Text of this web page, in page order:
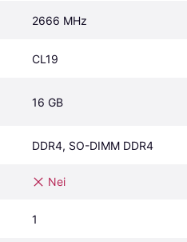
2666 MHz
CL19
16 GB
DDR4, SO-DIMM DDR4
Nei
1